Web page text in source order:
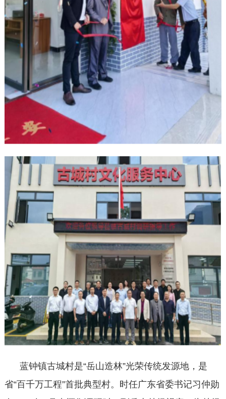
蓝钟镇古城村是“岳山造林”光荣传统发源地，是
省“百千万工程”首批典型村。时任广东省委书记习仲勋